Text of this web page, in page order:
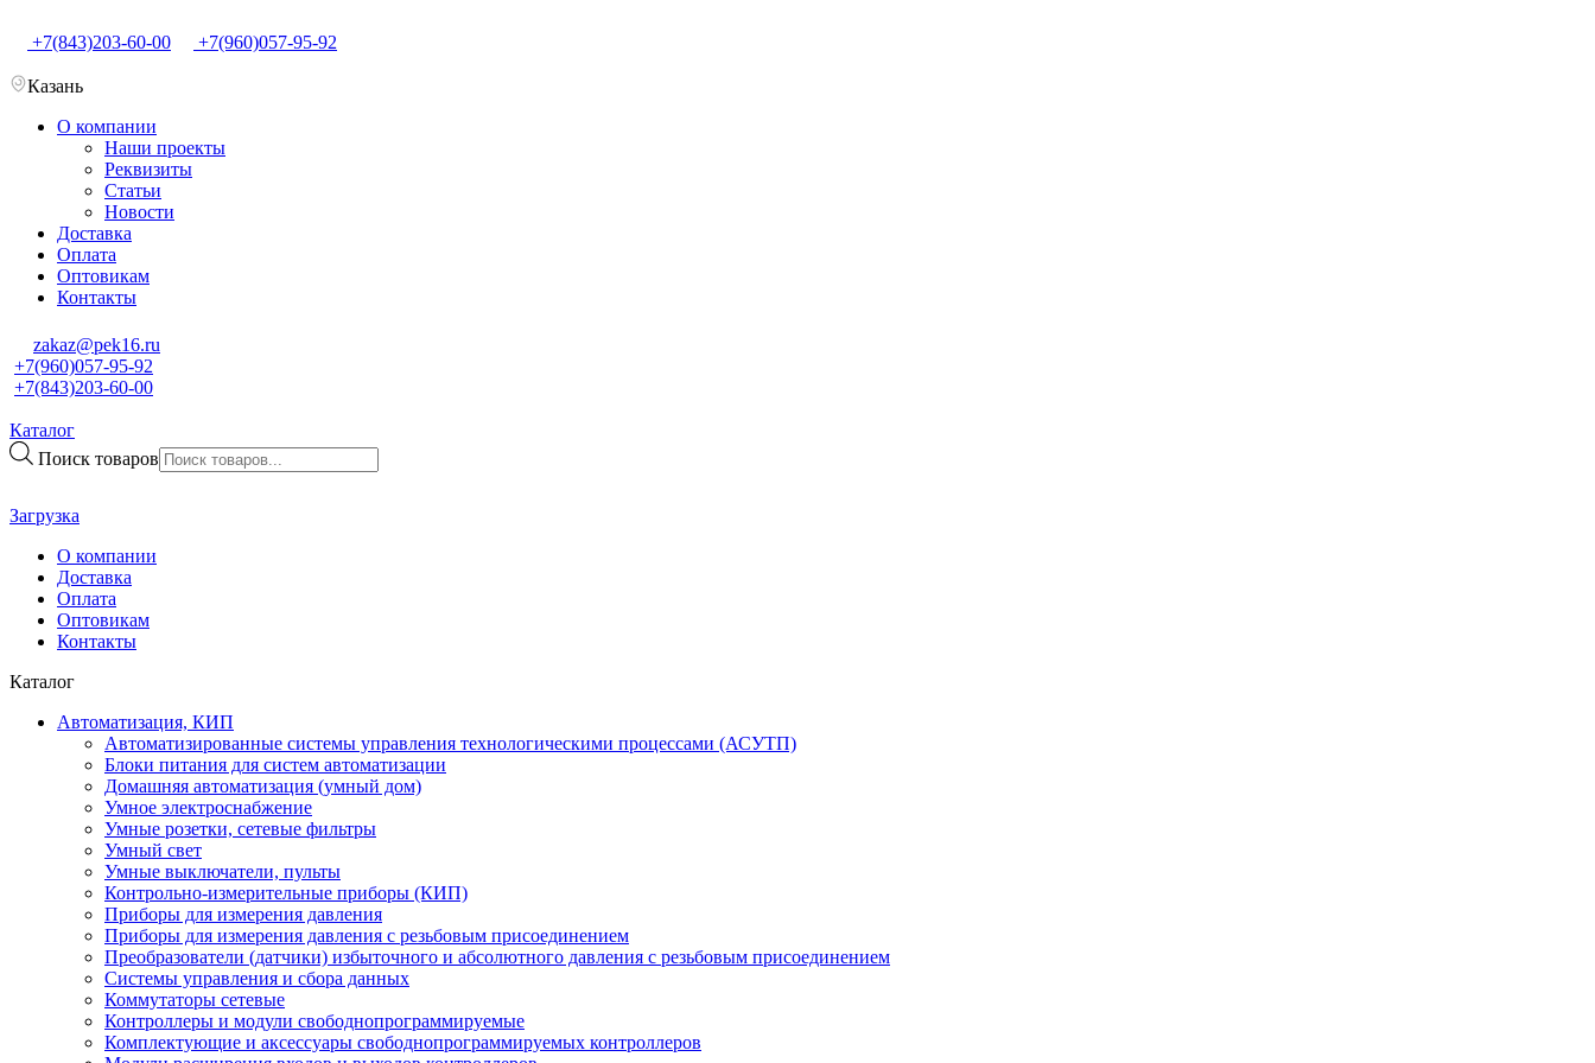
+7(843)203-60-00 +7(960)057-95-92
Казань
О компании
Наши проекты
Реквизиты
Статьи
Новости
Доставка
Оплата
Оптовикам
Контакты
zakaz@pek16.ru
+7(960)057-95-92
+7(843)203-60-00
Каталог
Поиск товаров
Загрузка
О компании
Доставка
Оплата
Оптовикам
Контакты
Каталог
Автоматизация, КИП
Автоматизированные системы управления технологическими процессами (АСУТП)
Блоки питания для систем автоматизации
Домашняя автоматизация (умный дом)
Умное электроснабжение
Умные розетки, сетевые фильтры
Умный свет
Умные выключатели, пульты
Контрольно-измерительные приборы (КИП)
Приборы для измерения давления
Приборы для измерения давления с резьбовым присоединением
Преобразователи (датчики) избыточного и абсолютного давления с резьбовым присоединением
Системы управления и сбора данных
Коммутаторы сетевые
Контроллеры и модули свободнопрограммируемые
Комплектующие и аксессуары свободнопрограммируемых контроллеров